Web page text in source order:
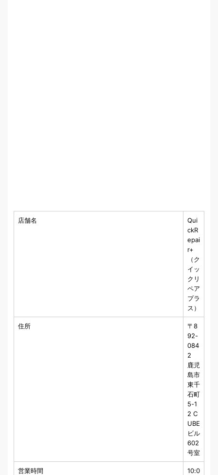
店舗名
Qui
ckR
epai
r+
（ク
イッ
クリ
ペア
プラ
ス）
住所
〒8
92-
084
2
鹿児
島市
東千
石町
5-1
2 C
UBE
ビル
602
号室
営業時間
10:0